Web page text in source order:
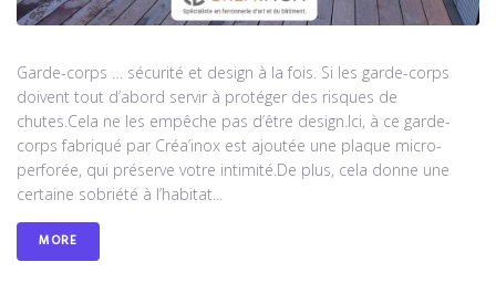
Garde-corps … sécurité et design à la fois. Si les garde-corps
doivent tout d’abord servir à protéger des risques de
chutes.Cela ne les empêche pas d’être design.Ici, à ce garde-
corps fabriqué par Créa’inox est ajoutée une plaque micro-
perforée, qui préserve votre intimité.De plus, cela donne une
certaine sobriété à l’habitat...
MORE